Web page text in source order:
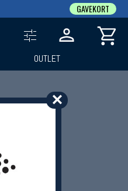
✕
GAVEKORT
OUTLET